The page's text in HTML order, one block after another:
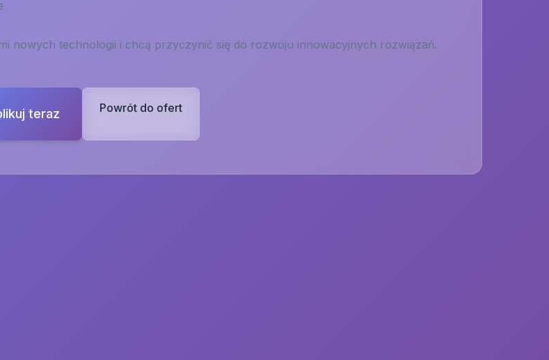
nowych technologii i chcą przyczynić się do rozwoju innowacyjnych rozwiązań.
teraz Powrót do ofert